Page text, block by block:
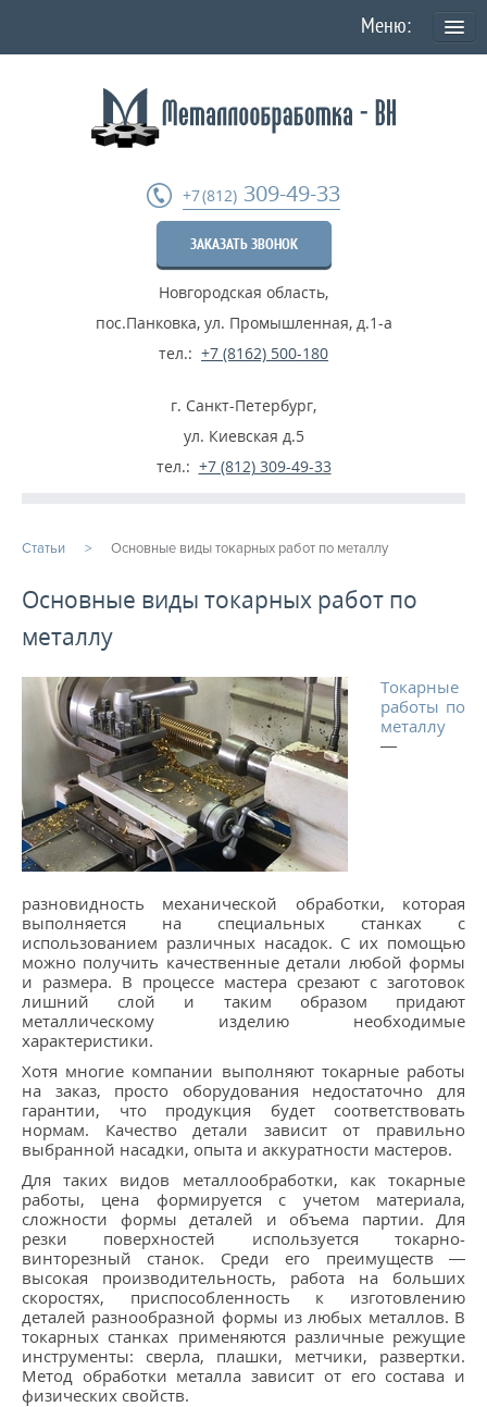
Политика конфиденциальности персональных данных
Фрезеровка деталей
Термообработка металла
СТАТЬИ
Расточные работы
Фрезерная обработка
Услуги ЧПУ
Изготовление шестерен на заказ
Услуги металлообработки
...
КОНТАКТЫ
МЕТАЛЛ ВЕЛИКИЙ НОВГОРОД
+7 (812) 309-49-33
ЗАКАЗАТЬ ЗВОНОК
Новгородская область,
пос.Панковка, ул. Промышленная, д.1-а
тел.: +7 (8162) 500-180
г. Санкт-Петербург,
ул. Киевская д.5
тел.: +7 (812) 309-49-33
Статьи Основные виды токарных работ по металлу
Основные виды токарных работ по
металлу
Токарные
работы по
металлу
—
разновидность механической обработки, которая
выполняется на специальных станках с
использованием различных насадок. С их помощью
можно получить качественные детали любой формы
и размера. В процессе мастера срезают с заготовок
лишний слой и таким образом придают
металлическому изделию необходимые
характеристики.
Хотя многие компании выполняют токарные работы
на заказ, просто оборудования недостаточно для
гарантии, что продукция будет соответствовать
нормам. Качество детали зависит от правильно
выбранной насадки, опыта и аккуратности мастеров.
Для таких видов металлообработки, как токарные
работы, цена формируется с учетом материала,
сложности формы деталей и объема партии. Для
резки поверхностей используется токарно-
винторезный станок. Среди его преимуществ —
высокая производительность, работа на больших
скоростях, приспособленность к изготовлению
деталей разнообразной формы из любых металлов. В
токарных станках применяются различные режущие
инструменты: сверла, плашки, метчики, развертки.
Метод обработки металла зависит от его состава и
физических свойств.